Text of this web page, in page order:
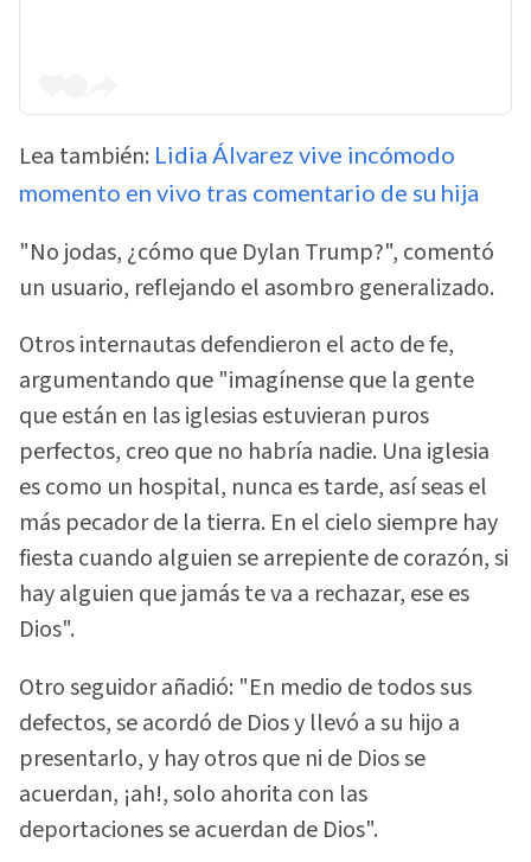
Lea también: Lidia Álvarez vive incómodo
momento en vivo tras comentario de su hija
"No jodas, ¿cómo que Dylan Trump?", comentó
un usuario, reflejando el asombro generalizado.
Otros internautas defendieron el acto de fe,
argumentando que "imagínense que la gente
que están en las iglesias estuvieran puros
perfectos, creo que no habría nadie. Una iglesia
es como un hospital, nunca es tarde, así seas el
más pecador de la tierra. En el cielo siempre hay
fiesta cuando alguien se arrepiente de corazón, si
hay alguien que jamás te va a rechazar, ese es
Dios".
Otro seguidor añadió: "En medio de todos sus
defectos, se acordó de Dios y llevó a su hijo a
presentarlo, y hay otros que ni de Dios se
acuerdan, ¡ah!, solo ahorita con las
deportaciones se acuerdan de Dios".